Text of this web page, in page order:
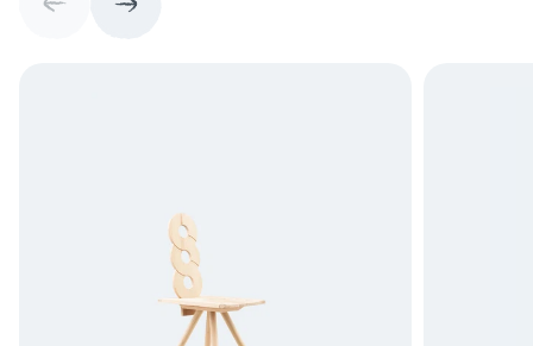
den Test der Zeit besteht."